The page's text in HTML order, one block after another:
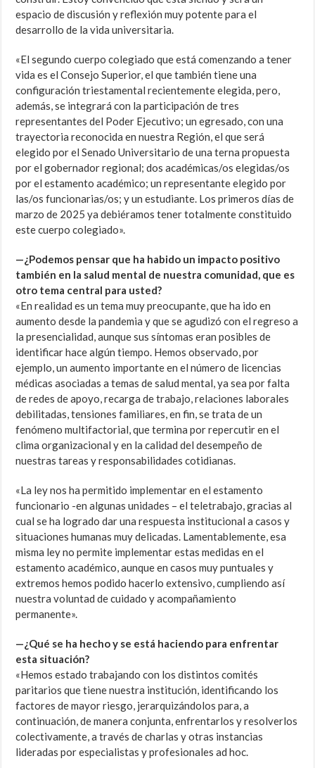
espacio de discusión y reflexión muy potente para el
desarrollo de la vida universitaria.
«El segundo cuerpo colegiado que está comenzando a tener
vida es el Consejo Superior, el que también tiene una
configuración triestamental recientemente elegida, pero,
además, se integrará con la participación de tres
representantes del Poder Ejecutivo; un egresado, con una
trayectoria reconocida en nuestra Región, el que será
elegido por el Senado Universitario de una terna propuesta
por el gobernador regional; dos académicas/os elegidas/os
por el estamento académico; un representante elegido por
las/os funcionarias/os; y un estudiante. Los primeros días de
marzo de 2025 ya debiéramos tener totalmente constituido
este cuerpo colegiado».
—¿Podemos pensar que ha habido un impacto positivo
también en la salud mental de nuestra comunidad, que es
otro tema central para usted?
«En realidad es un tema muy preocupante, que ha ido en
aumento desde la pandemia y que se agudizó con el regreso a
la presencialidad, aunque sus síntomas eran posibles de
identificar hace algún tiempo. Hemos observado, por
ejemplo, un aumento importante en el número de licencias
médicas asociadas a temas de salud mental, ya sea por falta
de redes de apoyo, recarga de trabajo, relaciones laborales
debilitadas, tensiones familiares, en fin, se trata de un
fenómeno multifactorial, que termina por repercutir en el
clima organizacional y en la calidad del desempeño de
nuestras tareas y responsabilidades cotidianas.
«La ley nos ha permitido implementar en el estamento
funcionario -en algunas unidades – el teletrabajo, gracias al
cual se ha logrado dar una respuesta institucional a casos y
situaciones humanas muy delicadas. Lamentablemente, esa
misma ley no permite implementar estas medidas en el
estamento académico, aunque en casos muy puntuales y
extremos hemos podido hacerlo extensivo, cumpliendo así
nuestra voluntad de cuidado y acompañamiento
permanente».
—¿Qué se ha hecho y se está haciendo para enfrentar
esta situación?
«Hemos estado trabajando con los distintos comités
paritarios que tiene nuestra institución, identificando los
factores de mayor riesgo, jerarquizándolos para, a
continuación, de manera conjunta, enfrentarlos y resolverlos
colectivamente, a través de charlas y otras instancias
lideradas por especialistas y profesionales ad hoc.